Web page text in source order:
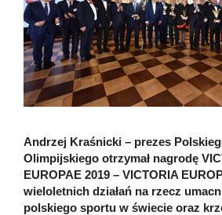
Andrzej Kraśnicki – prezes
Olimpijskiego otrzymał nagrodę
EUROPAE 2019 – VICTORIA
wieloletnich działań na rzecz
polskiego sportu w świecie oraz